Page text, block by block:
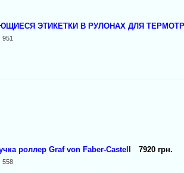
ЭТИКЕТКИ В РУЛОНАХ ДЛЯ
| 951
роллер Graf von Faber-Castell 7920 грн.
| 558